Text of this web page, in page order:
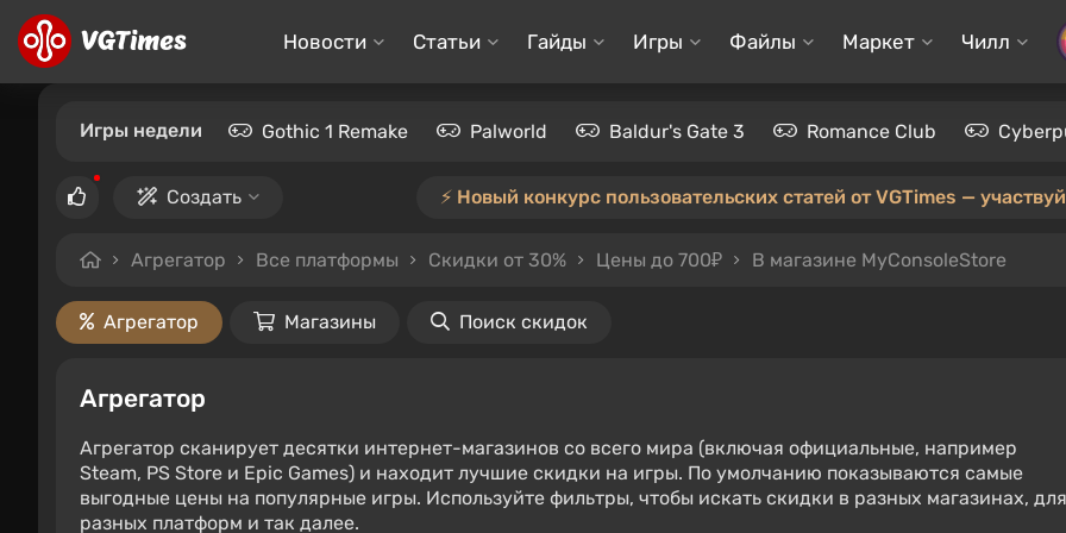
Новости Статьи Гайды Игры Файлы Маркет Чилл
Игры недели Gothic 1 Remake Palworld Baldur's Gate 3 Romance Club
Создать ⚡️ Новый конкурс пользовательских статей от VGTimes —
Агрегатор Все платформы Скидки от 30% Цены до 700₽ В магазине MyConsoleStore
Агрегатор Магазины Поиск скидок
Агрегатор
Агрегатор сканирует десятки интернет-магазинов со всего мира (включая официальные, например
Steam, PS Store и Epic Games) и находит лучшие скидки на игры. По умолчанию показываются самые
выгодные цены на популярные игры. Используйте фильтры, чтобы искать скидки в разных магазинах, для
разных платформ и так далее.